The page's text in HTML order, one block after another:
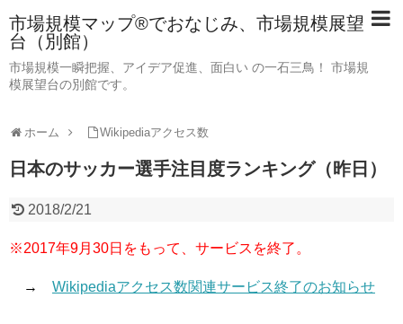
市場規模マップ®でおなじみ、市場規模展望
台（別館）
市場規模一瞬把握、アイデア促進、面白い の一石三鳥！ 市場規
模展望台の別館です。
ホーム Wikipediaアクセス数
日本のサッカー選手注目度ランキング（昨日）
2018/2/21
※2017年9月30日をもって、サービスを終了。
→ Wikipediaアクセス数関連サービス終了のお知らせ